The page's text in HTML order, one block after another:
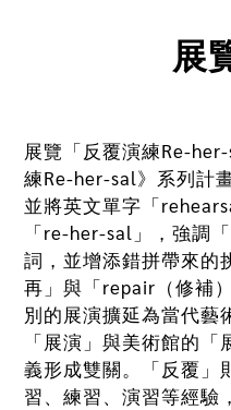
展
展覽「反覆演練Re-
練Re-her-sal》系列計
並將英文單字「
「re-her-sal」，強調
詞，並增添錯拼帶來的
再」與「repair（修補
別的展演擴延為當代藝
「展演」與美術館的
義形成雙關。「反覆」
習、練習、演習等經驗